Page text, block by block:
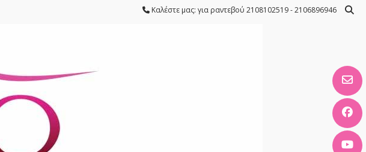
Καλέστε μας: για ραντεβού 2108102519 - 2106896946